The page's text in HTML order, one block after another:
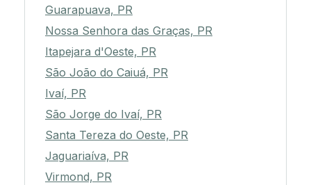
Guarapuava, PR
Nossa Senhora das Graças, PR
Itapejara d'Oeste, PR
São João do Caiuá, PR
Ivaí, PR
São Jorge do Ivaí, PR
Santa Tereza do Oeste, PR
Jaguariaíva, PR
Virmond, PR